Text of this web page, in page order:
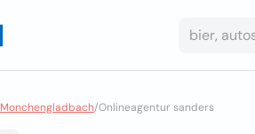
Monchengladbach/Onlineagentur sanders